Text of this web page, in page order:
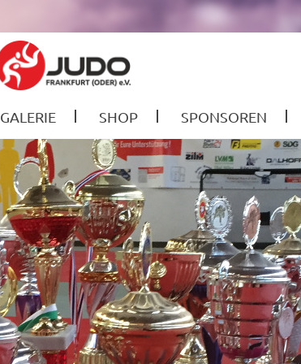
GALERIE SHOP SPONSOREN